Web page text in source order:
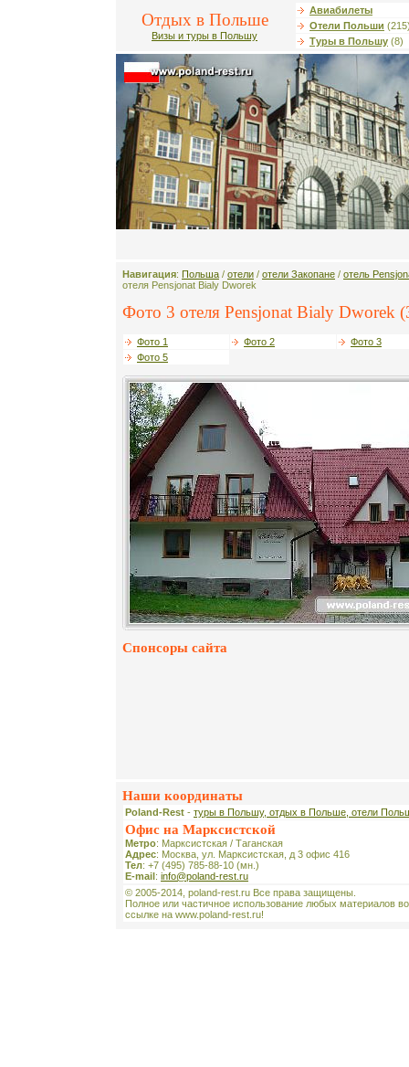
Отдых в Польше
Визы и туры в Польшу
Авиабилеты
Отели Польши
Туры в Польшу (8)
Навигация: Польша / отели / отели Закопане / отель
отеля Pensjonat Bialy Dworek
Фото 3 отеля Pensjonat Bialy Dworek
Фото 1 Фото 2
Фото 3
Фото 5
Спонсоры сайта
Наши координаты
Poland-Rest - туры в Польшу, отдых в Польше, отели
Офис на Марксистской
Метро: Марксистская / Таганская
Адрес: Москва, ул. Марксистская, д 3 офис 416
Тел: +7 (495) 785-88-10 (мн.)
E-mail: info@poland-rest.ru
© 2005-2014, poland-rest.ru Все права защищены.
Полное или частичное использование любых материалов
ссылке на www.poland-rest.ru!